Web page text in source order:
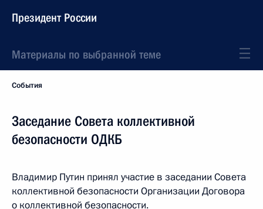
Президент России
Материалы по выбранной теме
События
Заседание Совета коллективной
безопасности ОДКБ
Владимир Путин принял участие в заседании Совета
коллективной безопасности Организации Договора
о коллективной безопасности.